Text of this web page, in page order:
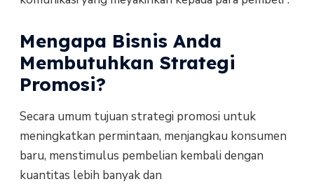
Mengapa Bisnis Anda
Membutuhkan Strategi
Promosi?
Secara umum tujuan strategi promosi untuk
meningkatkan permintaan, menjangkau konsumen
baru, menstimulus pembelian kembali dengan
kuantitas lebih banyak dan